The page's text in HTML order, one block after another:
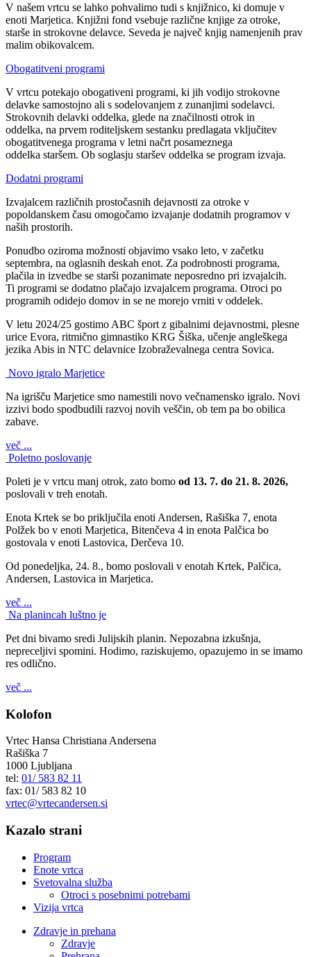
V našem vrtcu se lahko pohvalimo tudi s knjižnico, ki domuje v
enoti Marjetica. Knjižni fond vsebuje različne knjige za otroke,
starše in strokovne delavce. Seveda je največ knjig namenjenih prav
malim obikovalcem.
Obogatitveni programi
V vrtcu potekajo obogativeni programi, ki jih vodijo strokovne
delavke samostojno ali s sodelovanjem z zunanjimi sodelavci.
Strokovnih delavki oddelka, glede na značilnosti otrok in
oddelka, na prvem roditeljskem sestanku predlagata vključitev
obogatitvenega programa v letni načrt posameznega
oddelka staršem. Ob soglasju staršev oddelka se program izvaja.
Dodatni programi
Izvajalcem različnih prostočasnih dejavnosti za otroke v
popoldanskem času omogočamo izvajanje dodatnih programov v
naših prostorih.
Ponudbo oziroma možnosti objavimo vsako leto, v začetku
septembra, na oglasnih deskah enot. Za podrobnosti programa,
plačila in izvedbe se starši pozanimate neposredno pri izvajalcih.
Ti programi se dodatno plačajo izvajalcem programa. Otroci po
programih odidejo domov in se ne morejo vrniti v oddelek.
V letu 2024/25 gostimo ABC šport z gibalnimi dejavnostmi, plesne
urice Evora, ritmično gimnastiko KRG Šiška, učenje angleškega
jezika Abis in NTC delavnice Izobraževalnega centra Sovica.
Novo igralo Marjetice
Na igrišču Marjetice smo namestili novo večnamensko igralo. Novi
izzivi bodo spodbudili razvoj novih veščin, ob tem pa bo obilica
zabave.
več ...
Poletno poslovanje
Poleti je v vrtcu manj otrok, zato bomo od 13. 7. do 21. 8. 2026,
poslovali v treh enotah.
Enota Krtek se bo priključila enoti Andersen, Rašiška 7, enota
Polžek bo v enoti Marjetica, Bitenčeva 4 in enota Palčica bo
gostovala v enoti Lastovica, Derčeva 10.
Od ponedeljka, 24. 8., bomo poslovali v enotah Krtek, Palčica,
Andersen, Lastovica in Marjetica.
več ...
Na planincah luštno je
Pet dni bivamo sredi Julijskih planin. Nepozabna izkušnja,
nepreceljivi spomini. Hodimo, raziskujemo, opazujemo in se imamo
res odlično.
več ...
Kolofon
Vrtec Hansa Christiana Andersena
Rašiška 7
1000 Ljubljana
tel: 01/ 583 82 11
fax: 01/ 583 82 10
vrtec@vrtecandersen.si
Kazalo strani
Program
Enote vrtca
Svetovalna služba
Otroci s posebnimi potrebami
Vizija vrtca
Zdravje in prehana
Zdravje